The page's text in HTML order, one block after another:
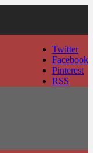
Twitter
Facebook
Pinterest
RSS